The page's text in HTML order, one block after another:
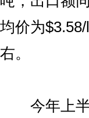
均价为
右。
今年上半